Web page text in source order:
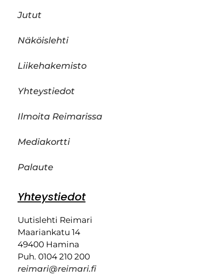
Jutut
Näköislehti
Liikehakemisto
Yhteystiedot
Ilmoita Reimarissa
Mediakortti
Palaute
Yhteystiedot
Uutislehti Reimari
Maariankatu 14
49400 Hamina
Puh. 0104 210 200
reimari@reimari.fi